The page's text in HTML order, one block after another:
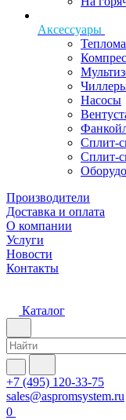
Аксессуары
Насосы
Сплит-
Сплит-
Производители
Доставка и оплата
О компании
Услуги
Новости
Контакты
Каталог
+7 (495) 120-33-75
sales@aspromsystem.ru
0